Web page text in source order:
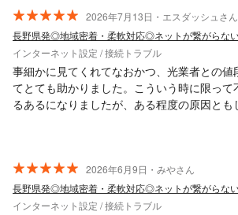
2026年7月13日・エスダッシュさん
インターネット設定 / 接続トラブル
事細かに見てくれてなおかつ、光業者との
てとても助かりました。こういう時に限って
るあるになりましたが、ある程度の原因とも
さいと言われ安心できました。また、何か
2026年6月9日・みやさん
インターネット設定 / 接続トラブル